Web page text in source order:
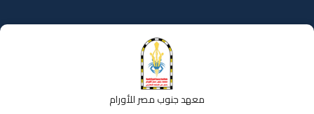
إلى
المحتوى
معهد جنوب مصر للأورام